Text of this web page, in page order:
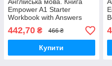
Англійська мова. Книга
Empower A1 Starter
Workbook with Answers
442,70 ₴ 466 ₴
Купити